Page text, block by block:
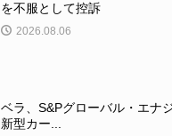
を不服として控訴
2026.08.06
ベラ、S&Pグローバル・エナ
新型カー...